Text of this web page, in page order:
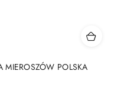
MIEROSZÓW POLSKA